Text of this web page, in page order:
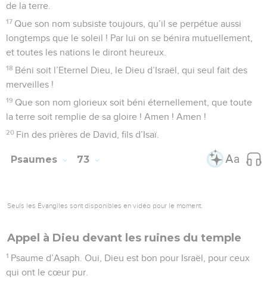
de la terre.
17 Que son nom subsiste toujours, qu’il se perpétue aussi
longtemps que le soleil ! Par lui on se bénira mutuellement,
et toutes les nations le diront heureux.
18 Béni soit l’Eternel Dieu, le Dieu d’Israël, qui seul fait des
merveilles !
19 Que son nom glorieux soit béni éternellement, que toute
la terre soit remplie de sa gloire ! Amen ! Amen !
20 Fin des prières de David, fils d’Isaï.
Psaumes 73
Seuls les Évangiles sont disponibles en vidéo pour le moment.
Appel à Dieu devant les ruines du temple
1 Psaume d’Asaph. Oui, Dieu est bon pour Israël, pour ceux
qui ont le cœur pur.